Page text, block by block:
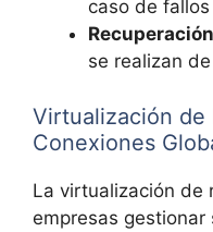
caso de
se realizan
Virtualización de
Conexiones
La virtualización de
empresas